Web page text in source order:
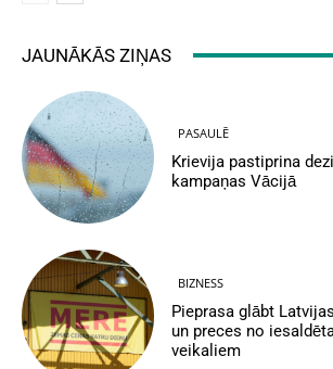
JAUNĀKĀS ZIŅAS
PASAULĒ
Krievija pastiprina
kampaņas Vācijā
BIZNESS
Pieprasa glābt
un preces no
veikaliem